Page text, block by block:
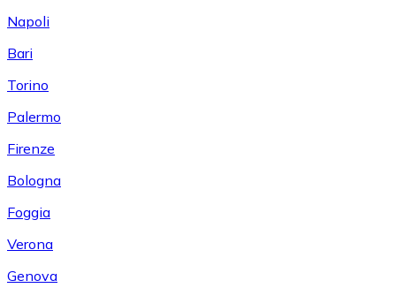
Napoli
Bari
Torino
Palermo
Firenze
Bologna
Foggia
Verona
Genova